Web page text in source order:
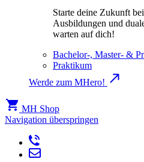
Starte deine Zukunft
Ausbildungen und
warten auf dich!
Bachelor-, Master- &
Praktikum
Werde zum MHero!
MH Shop
Navigation überspringen